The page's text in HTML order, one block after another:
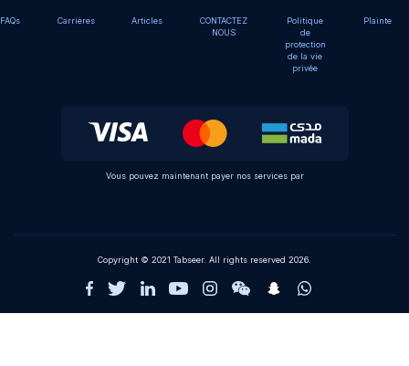
FAQs Carrières Articles
CONTACTEZ
NOUS
Politique
de
protection
de la vie
privée
Plainte
Vous pouvez maintenant payer nos services par
Copyright © 2021 Tabseer. All rights reserved 2026.